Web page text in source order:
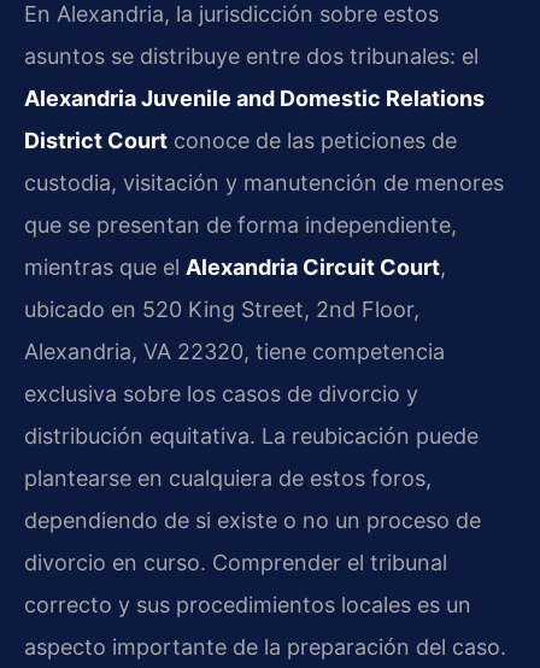
En Alexandria, la jurisdicción sobre estos
asuntos se distribuye entre dos tribunales: el
Alexandria Juvenile and Domestic Relations
District Court conoce de las peticiones de
custodia, visitación y manutención de menores
que se presentan de forma independiente,
mientras que el Alexandria Circuit Court,
ubicado en 520 King Street, 2nd Floor,
Alexandria, VA 22320, tiene competencia
exclusiva sobre los casos de divorcio y
distribución equitativa. La reubicación puede
plantearse en cualquiera de estos foros,
dependiendo de si existe o no un proceso de
divorcio en curso. Comprender el tribunal
correcto y sus procedimientos locales es un
aspecto importante de la preparación del caso.